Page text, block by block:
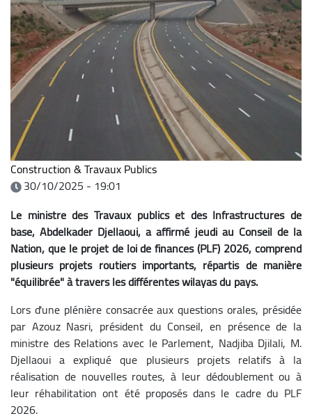
Construction & Travaux Publics
30/10/2025 - 19:01
Le ministre des Travaux publics et des Infrastructures de
base, Abdelkader Djellaoui, a affirmé jeudi au Conseil de la
Nation, que le projet de loi de finances (PLF) 2026, comprend
plusieurs projets routiers importants, répartis de manière
"équilibrée" à travers les différentes wilayas du pays.
Lors d'une plénière consacrée aux questions orales, présidée
par Azouz Nasri, président du Conseil, en présence de la
ministre des Relations avec le Parlement, Nadjiba Djilali, M.
Djellaoui a expliqué que plusieurs projets relatifs à la
réalisation de nouvelles routes, à leur dédoublement ou à
leur réhabilitation ont été proposés dans le cadre du PLF
2026.